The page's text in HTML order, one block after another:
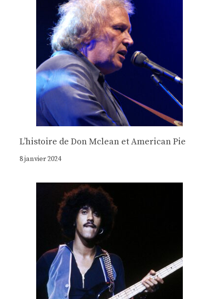
Lʼhistoire de Don Mclean et American Pie
8 janvier 2024